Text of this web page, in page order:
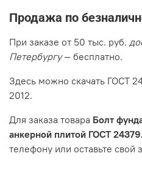
Продажа по
При заказе от 50 тыс. руб.
Петербургу— бесплатно.
Здесь можно скачать ГОСТ
2012.
Для заказа товара Болт
анкерной плитой ГОСТ
телефону или оставьте свой